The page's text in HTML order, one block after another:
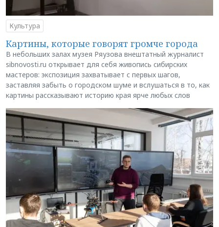
Культура
Картины, которые говорят громче города
В небольших залах музея Ряузова внештатный журналист
sibnovosti.ru открывает для себя живопись сибирских
мастеров: экспозиция захватывает с первых шагов,
заставляя забыть о городском шуме и вслушаться в то, как
картины рассказывают историю края ярче любых слов